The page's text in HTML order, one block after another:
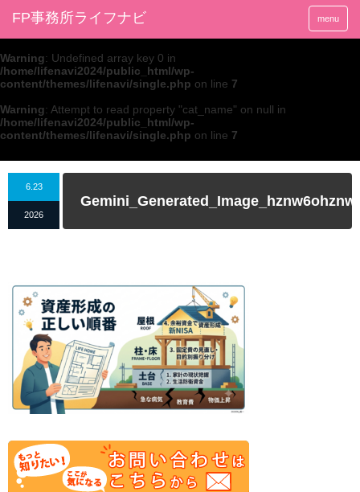
FP事務所ライフナビ menu
Warning: Undefined array key 0 in
/home/lifenavi2024/public_html/wp-
content/themes/lifenavi/single.php on line 7
Warning: Attempt to read property "cat_name" on null in
/home/lifenavi2024/public_html/wp-
content/themes/lifenavi/single.php on line 7
6.23
2026